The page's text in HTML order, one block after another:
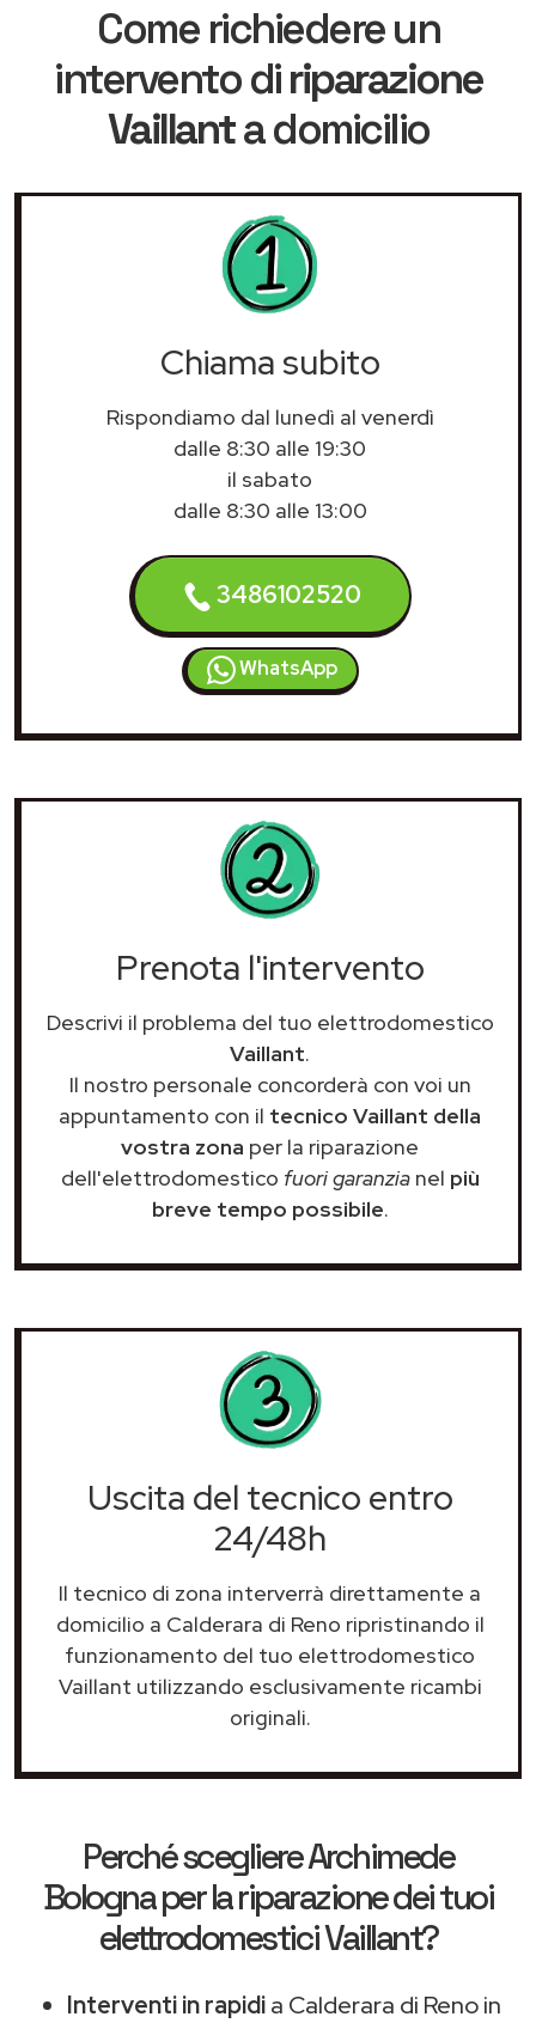
Come richiedere un
intervento diriparazione
Vaillanta domicilio
Chiama subito
Rispondiamo dal lunedì al venerdì
dalle 8:30 alle 19:30
il sabato
dalle 8:30 alle 13:00
3486102520
WhatsApp
Prenota l'intervento
Descrivi il problema del tuo elettrodomestico
Vaillant.
Il nostro personale concorderà con voi un
appuntamento con il tecnico Vaillant della
vostra zona per la riparazione
dell'elettrodomestico fuori garanzianel più
breve tempo possibile.
Uscita del tecnico entro
24/48h
Il tecnico di zona interverrà direttamente a
domicilio a Calderara di Reno ripristinando il
funzionamento del tuo elettrodomestico
Vaillant utilizzando esclusivamente ricambi
originali.
Perché scegliereArchimede
Bolognaper la riparazione dei tuoi
elettrodomestici Vaillant?
Interventi in rapidia Calderara di Reno in